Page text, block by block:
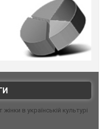
в українській культурі